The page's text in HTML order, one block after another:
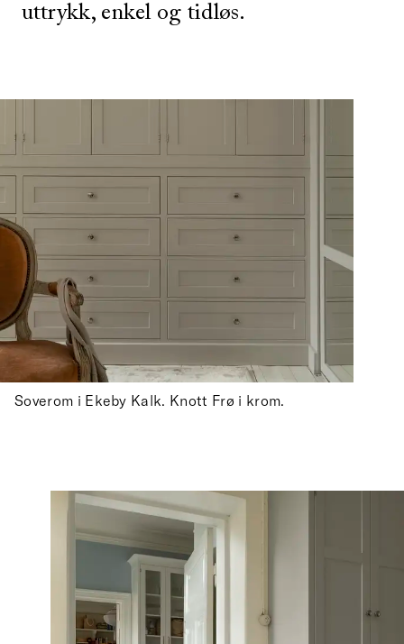
uttrykk, enkel og tidløs.
Soverom i Ekeby Kalk. Knott Frø i krom.